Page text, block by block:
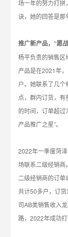
场一年的努力打
诀，她的回答是那
推广新产品，“愿
杨平负责的销售
产品是在2021年
户。她联系了几
点，群内订货，
的时间，订单超过
产品推广之星”。
2022年一季度菏
场联系二级经销
二级经销商的订
共计50多户，订
司AB类销售收入
路，2022年成功